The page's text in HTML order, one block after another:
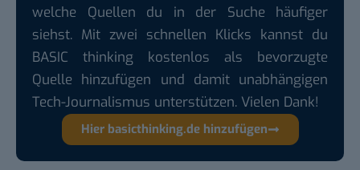
welche Quellen du in der Suche häufiger
siehst. Mit zwei schnellen Klicks kannst du
BASIC thinking kostenlos als bevorzugte
Quelle hinzufügen und damit unabhängigen
Tech-Journalismus unterstützen. Vielen Dank!
Hier basicthinking.de hinzufügen